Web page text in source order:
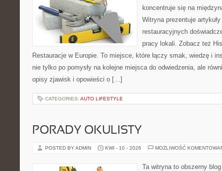
koncentruje się na
Witryna prezentuje
restauracyjnych
pracy lokali. Zobacz też
Restauracje w Europie. To miejsce, które łączy smak, wiedzę i
nie tylko po pomysły na kolejne miejsca do odwiedzenia, ale
opisy zjawisk i opowieści o […]
CATEGORIES: AUTO LIFESTYLE
PORADY OKULISTY
POSTED BY ADMIN KWI - 10 - 2026 MOŻLIWOŚĆ
Ta witryna to obszerny